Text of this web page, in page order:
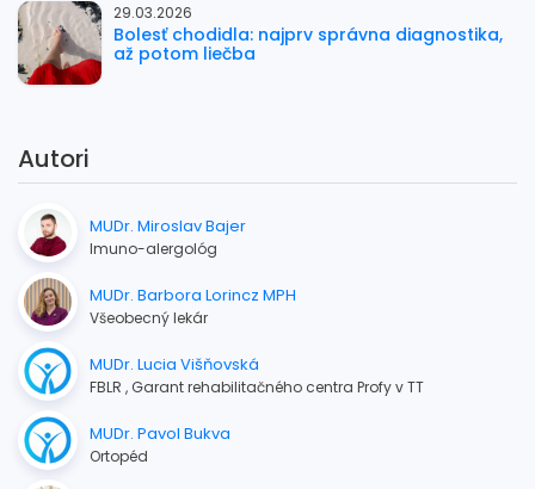
29.03.2026
Bolesť chodidla: najprv správna diagnostika,
až potom liečba
Autori
MUDr. Miroslav Bajer
Imuno-alergológ
MUDr. Barbora Lorincz MPH
Všeobecný lekár
MUDr. Lucia Višňovská
FBLR , Garant rehabilitačného centra Profy v TT
MUDr. Pavol Bukva
Ortopéd